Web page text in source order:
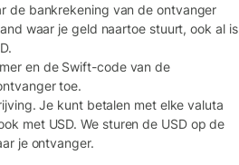
de bankrekening van de ontvanger
waar je geld naartoe stuurt, ook al is
en de Swift-code van de
toe.
Je kunt betalen met elke valuta
met USD. We sturen de USD op de
je ontvanger.